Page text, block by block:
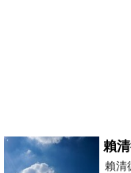
賴
賴清